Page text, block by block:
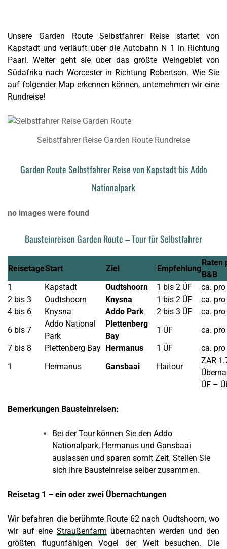
Unsere Garden Route Selbstfahrer Reise startet von
Kapstadt und verläuft über die Autobahn N 1 in Richtung
Paarl. Weiter geht sie über das größte Weingebiet von
Südafrika nach Worcester in Richtung Robertson. Wie Sie
auf folgender Map erkennen können, unternehmen wir eine
Rundreise!
Selbstfahrer Reise Garden Route Rundreise
Garden Route Selbstfahrer Reise von Kapstadt bis Addo
Nationalpark
no images were found
Bausteinreisen Garden Route – Tour für Selbstfahrer
ReisetageStart Ziel Empfehlung
Raten
B&B
1
Kapstadt Oudtshoorn 1 bis 2 ÜF
ca.
2 bis 3
Oudtshoorn Knysna 1 bis 2 ÜF
ca.
4 bis 6
Knysna Addo Park 2 bis 3 ÜF
ca.
6 bis 7
Addo National
Park
Plettenberg
Bay
1 ÜF
ca.
7 bis 8
Plettenberg Bay Hermanus 1 ÜF
ca.
1
Hermanus Gansbaai Haitour
ZAR
ÜF –
Bemerkungen Bausteinreisen:
Bei der Tour können Sie den Addo
Nationalpark, Hermanus und Gansbaai
auslassen und sparen somit Zeit. Stellen Sie
sich Ihre Bausteinreise selber zusammen.
Reisetag 1 – ein oder zwei Übernachtungen
Wir befahren die berühmte Route 62 nach Oudtshoorn, wo
wir auf eine Straußenfarm übernachten werden und den
größten flugunfähigen Vogel der Welt besuchen. Die